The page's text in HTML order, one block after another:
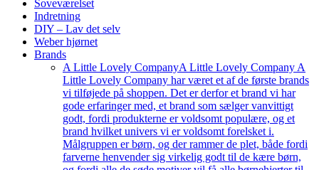
Soveværelset
Indretning
DIY – Lav det selv
Weber hjørnet
Brands
A Little Lovely CompanyA Little Lovely Company A
Little Lovely Company har været et af de første brands
vi tilføjede på shoppen. Det er derfor et brand vi har
gode erfaringer med, et brand som sælger vanvittigt
godt, fordi produkterne er voldsomt populære, og et
brand hvilket univers vi er voldsomt forelsket i.
Målgruppen er børn, og der rammer de plet, både fordi
farverne henvender sig virkelig godt til de kære børn,